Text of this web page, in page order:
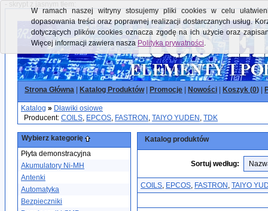
- skrypt z jasnym tłem:
Strona Główna Katalog Produktów| Promocje Nowości Koszyk (0)
Katalog » Dławiki osiowe
Producent: COILS, EPCOS, FASTRON , TAIYO YUDEN , TDK
Wybierz kategorię
Płyta demonstracyjna
Akumulatory Ni-MH
Antenki
Automatyka
Bezpieczniki
Katalog produktów
Sortuj według:
COILS, EPCOS, FASTRON , TAIYO
W ramach naszej witryny stosujemy pliki cookies w celu
dopasowania treści oraz poprawnej realizacji dostarczanych usług.
dotyczących plików cookies oznacza zgodę na ich użycie oraz
Więcej informacji zawiera nasza Polityka prywatności.